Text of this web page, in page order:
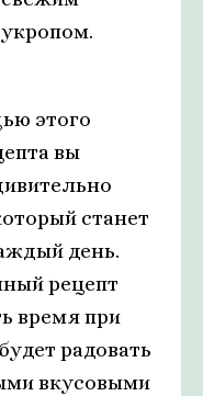
укропом.
этого
вы
станет
день.
рецепт
время при
радовать
вкусовыми